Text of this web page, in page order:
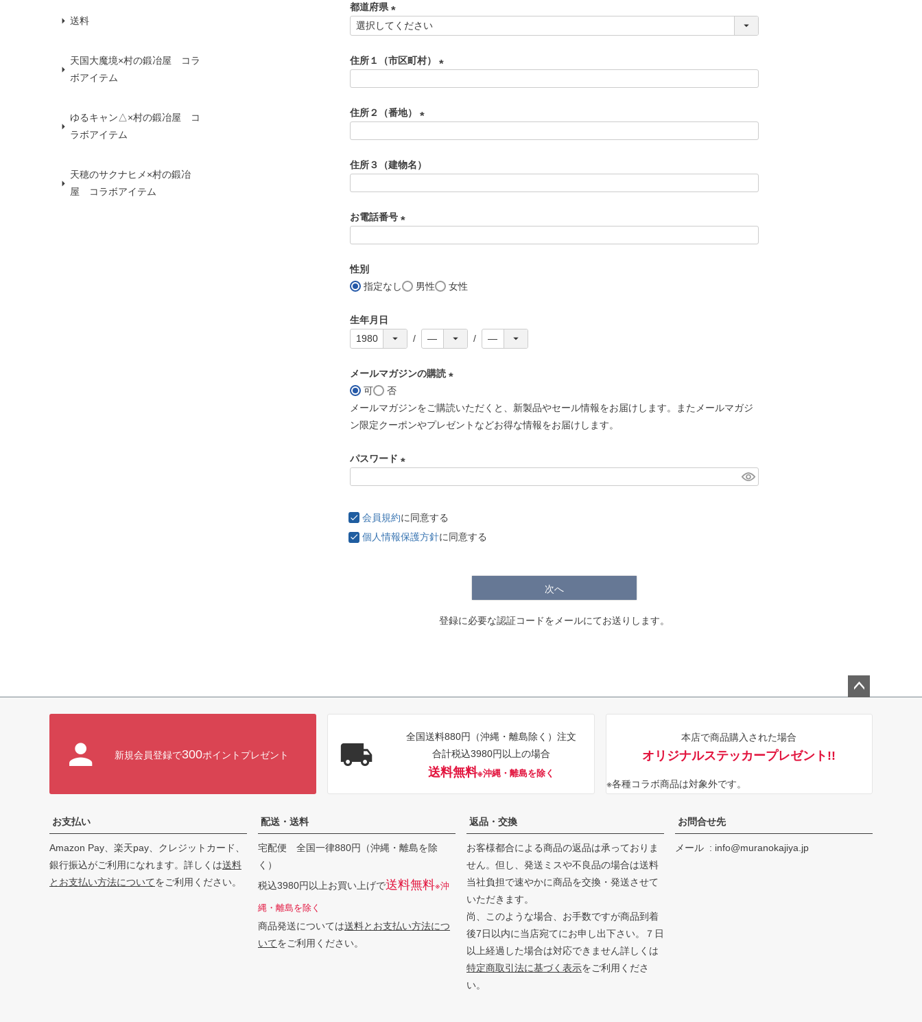
送料
天国大魔境×村の鍛冶屋 コラ
ボアイテム
ゆるキャン△×村の鍛冶屋 コ
ラボアイテム
天穂のサクナヒメ×村の鍛冶
屋 コラボアイテム
須
)
都道府県
(
須
住所１（市区町村）
住所２（番地）
須
住所３（建物名）
お電話番号
)
性別
指定なし
男性 女性
生年月日
メールマガジンの購読
必
須
可
否
メールマガジンをご購読いただくと、新製品やセール情報をお届けします。またメールマガジ
ン限定クーポンやプレゼントなどお得な情報をお届けします。
パスワード
須
)
会員規約に同意する
個人情報保護方針に同意する
次へ
登録に必要な認証コードをメールにてお送りします。
新規会員登録で300ポイントプレゼント
全国送料880円（沖縄・離島除く）注文
合計税込3980円以上の場合
送料無料※沖縄・離島を除く
本店で商品購入された場合
オリジナルステッカープレゼント!!
※各種コラボ商品は対象外です。
お支払い
Amazon Pay、楽天pay、クレジットカード、
銀行振込がご利用になれます。詳しくは送料
とお支払い方法についてをご利用ください。
配送・送料
宅配便 全国一律880円（沖縄・離島を除
く）
税込3980円以上お買い上げで送料無料※沖
縄・離島を除く
商品発送については送料とお支払い方法につ
いてをご利用ください。
返品・交換
お客様都合による商品の返品は承っておりま
せん。但し、発送ミスや不良品の場合は送料
当社負担で速やかに商品を交換・発送させて
いただきます。
尚、このような場合、お手数ですが商品到着
後7日以内に当店宛てにお申し出下さい。７日
以上経過した場合は対応できません詳しくは
特定商取引法に基づく表示をご利用くださ
い。
お問合せ先
メール info@muranokajiya.jp